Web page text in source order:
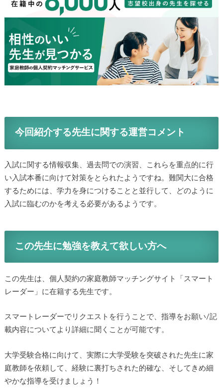
今回紹介する先生に関する運営コメント
入試に関する情報収集、過去問での演習、これらを重点的に行
い入試本番に向けて対策をとられたようですね。難関大に合格
するためには、学力を身につけることと並行して、どのように
入試に臨むのかを考える必要があるようです。
この先生に勉強を教えて欲しい方へ
この先生は、個人契約の家庭教師マッチングサイト「スマート
レーダー」に在籍する先生です。
スマートレーダーでリクエストを行うことで、指導をお願い/記
載内容についてより詳細に聞くことが可能です。
大学受験合格に向けて、実際に大学受験を突破された先生に家
庭教師を依頼して、経験に裏打ちされた的確な、そしてきめ細
やかな指導を受けましょう！